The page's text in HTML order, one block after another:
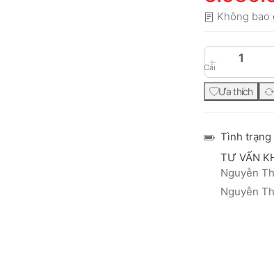
Không bao
Cái
Ưa thích
Tình trạng
TƯ VẤN
Nguyễn
Nguyễn